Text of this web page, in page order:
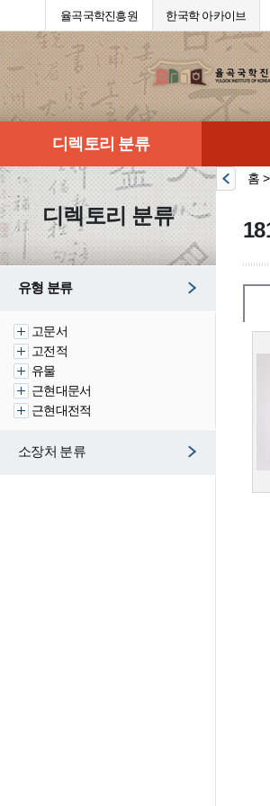
율곡국학진흥원 한국학 아카이브
디렉토리 분류
디렉토리 분류
유형 분류
고문서
고전적
유물
근현대문서
근현대전적
소장처 분류
홈